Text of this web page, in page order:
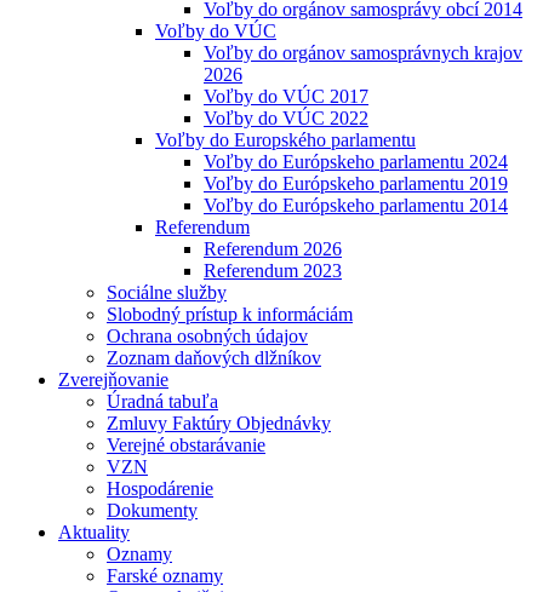
Voľby do orgánov samosprávy obcí 2014
Voľby do VÚC
Voľby do orgánov samosprávnych krajov
2026
Voľby do VÚC 2017
Voľby do VÚC 2022
Voľby do Europského parlamentu
Voľby do Európskeho parlamentu 2024
Voľby do Európskeho parlamentu 2019
Voľby do Európskeho parlamentu 2014
Referendum
Referendum 2026
Referendum 2023
Sociálne služby
Slobodný prístup k informáciám
Ochrana osobných údajov
Zoznam daňových dlžníkov
Zverejňovanie
Úradná tabuľa
Zmluvy Faktúry Objednávky
Verejné obstarávanie
VZN
Hospodárenie
Dokumenty
Aktuality
Oznamy
Farské oznamy